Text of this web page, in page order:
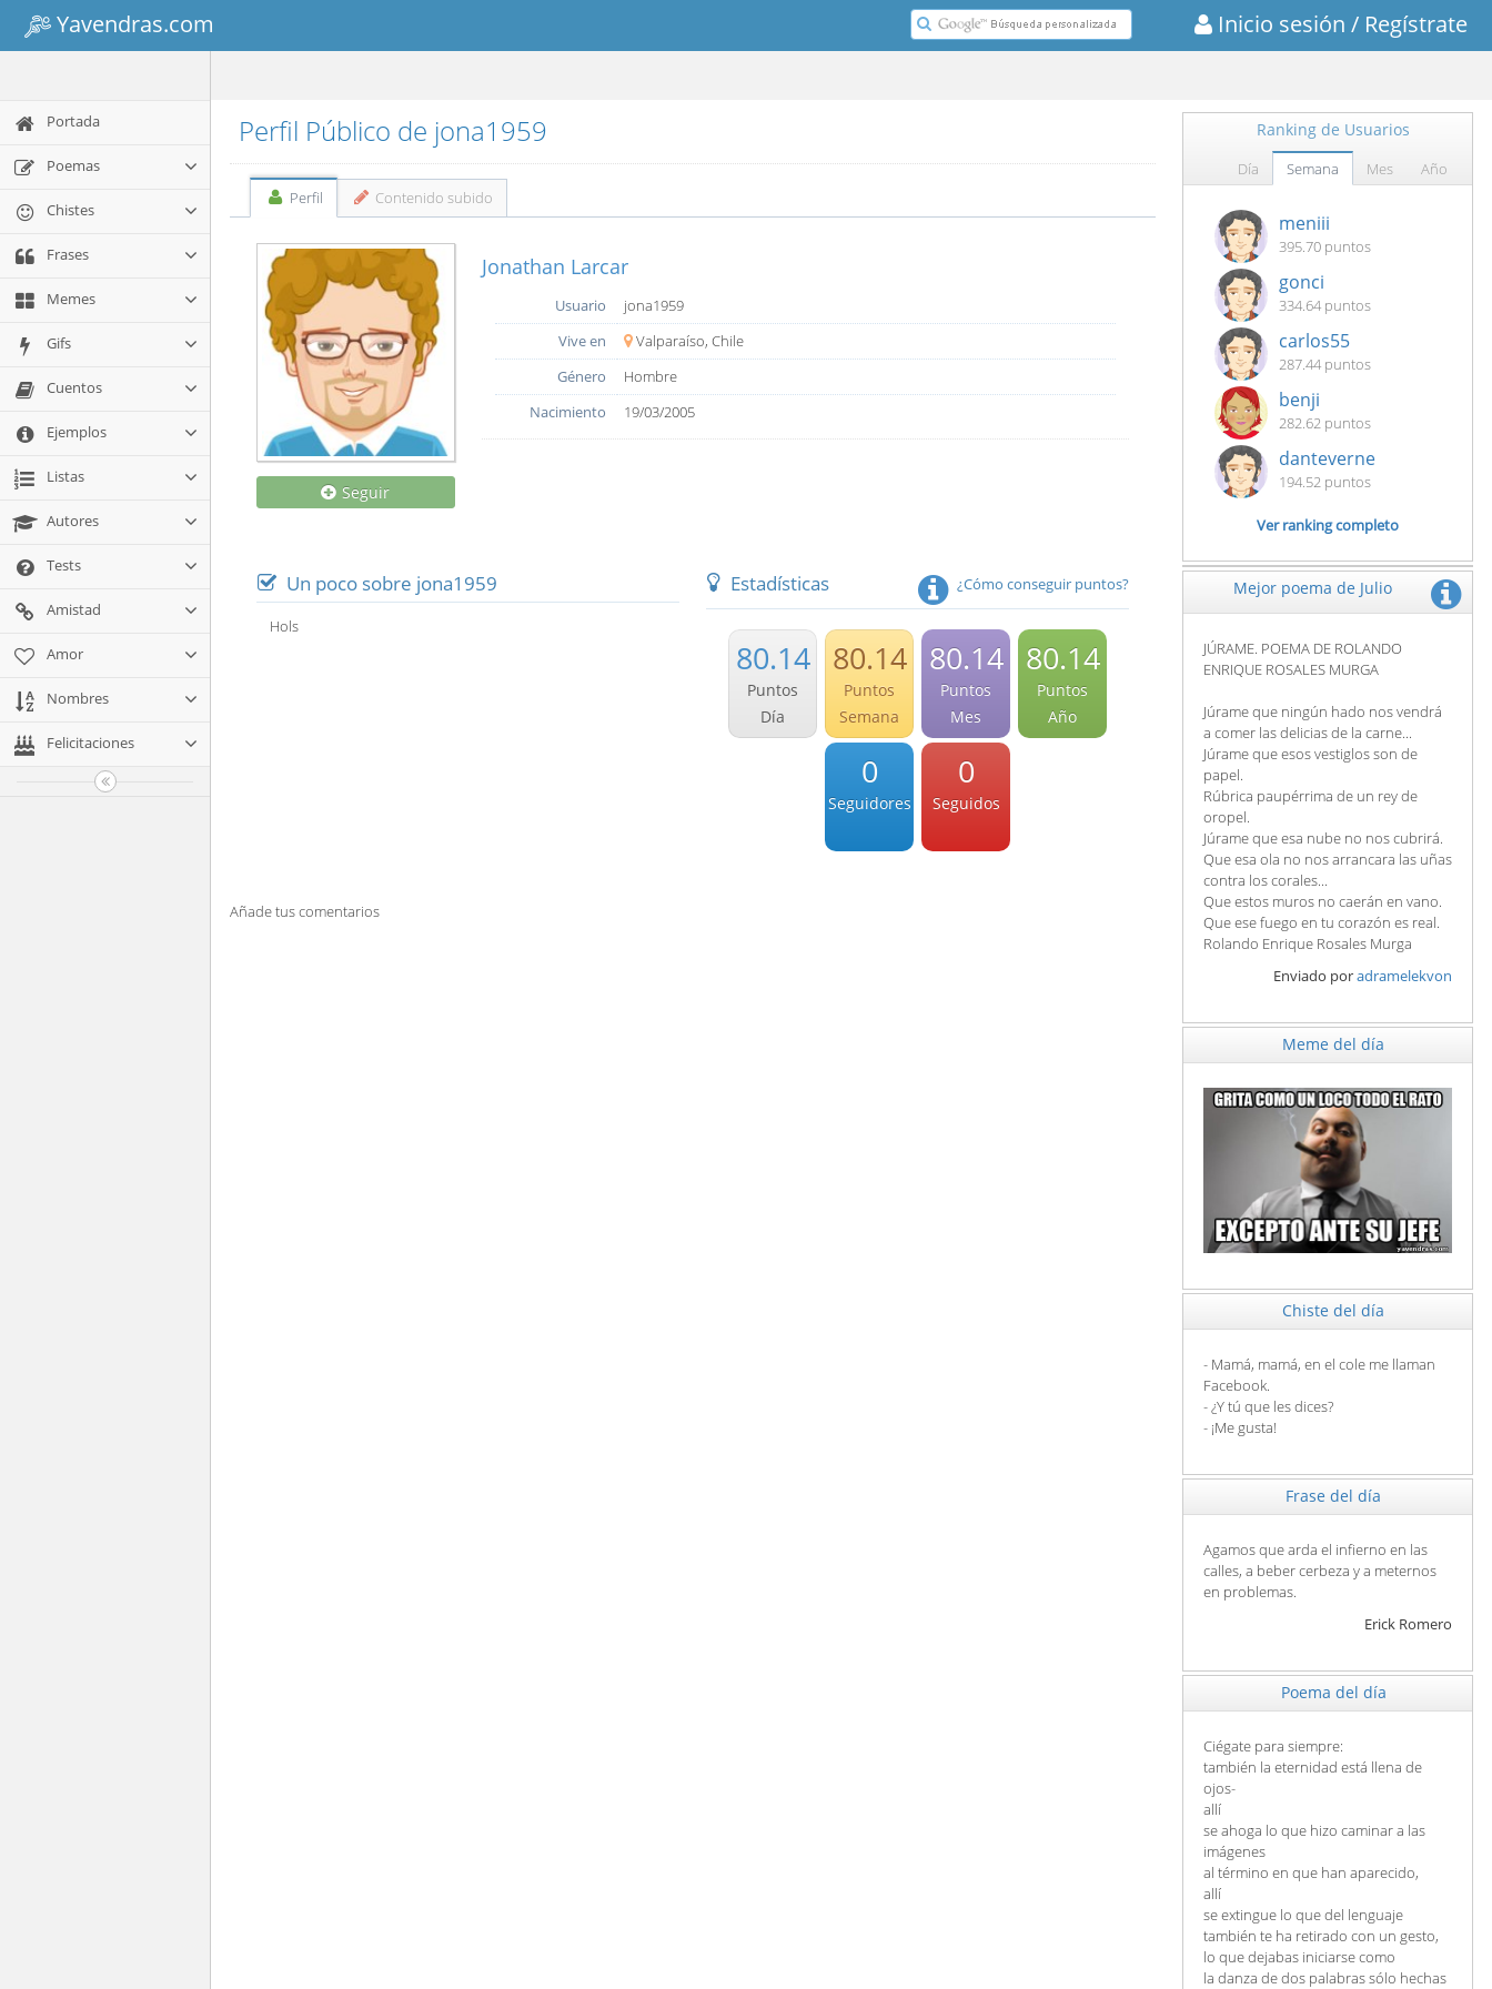
Yavendras.com Inicio sesión / Regístrate
Portada
Poemas
Chistes
Frases
Memes
Gifs
Cuentos
Ejemplos
Listas
Autores
Tests
Amistad
Amor
Nombres
Felicitaciones
Perfil Público de jona1959
Perfil Contenido subido
Seguir
Jonathan Larcar
Usuario
jona1959
Vive en
Valparaíso, Chile
Género
Hombre
Nacimiento
19/03/2005
Un poco sobre jona1959
Hols
Estadísticas ¿Cómo conseguir puntos?
80.14
Puntos
Día
80.14
Puntos
Semana
80.14
Puntos
Mes
80.14
Puntos
Año
0
Seguidores
0
Seguidos
Añade tus comentarios
Ranking de Usuarios
Día Semana Mes Año
meniii
395.70 puntos
gonci
334.64 puntos
carlos55
287.44 puntos
benji
282.62 puntos
danteverne
194.52 puntos
Ver ranking completo
Mejor poema de Julio
JÚRAME. POEMA DE ROLANDO
ENRIQUE ROSALES MURGA
Júrame que ningún hado nos vendrá
a comer las delicias de la carne...
Júrame que esos vestiglos son de
papel.
Rúbrica paupérrima de un rey de
oropel.
Júrame que esa nube no nos cubrirá.
Que esa ola no nos arrancara las uñas
contra los corales...
Que estos muros no caerán en vano.
Que ese fuego en tu corazón es real.
Rolando Enrique Rosales Murga
Enviado poradramelekvon
Meme del día
Chiste del día
- Mamá, mamá, en el cole me llaman
Facebook.
- ¿Y tú que les dices?
- ¡Me gusta!
Frase del día
Agamos que arda el infierno en las
calles, a beber cerbeza y a meternos
en problemas.
Erick Romero
Poema del día
Ciégate para siempre:
también la eternidad está llena de
ojos-
allí
se ahoga lo que hizo caminar a las
imágenes
al término en que han aparecido,
allí
se extingue lo que del lenguaje
también te ha retirado con un gesto,
lo que dejabas iniciarse como
la danza de dos palabras sólo hechas